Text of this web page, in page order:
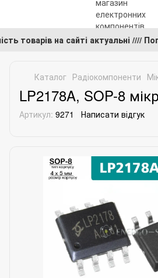
товарів на сайті актуальні
Каталог Радіокомпоненти
LP2178A, SOP-8
Артикул: 9271 Написати відгук